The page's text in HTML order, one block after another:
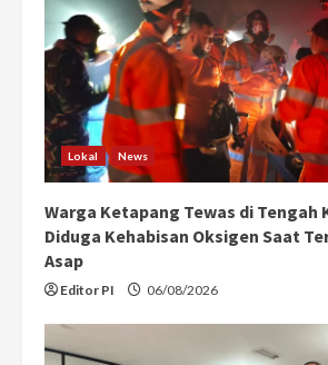
Lokal News
Warga Ketapang Tewas di Tengah
Diduga Kehabisan Oksigen Saat
Asap
Editor PI 06/08/2026